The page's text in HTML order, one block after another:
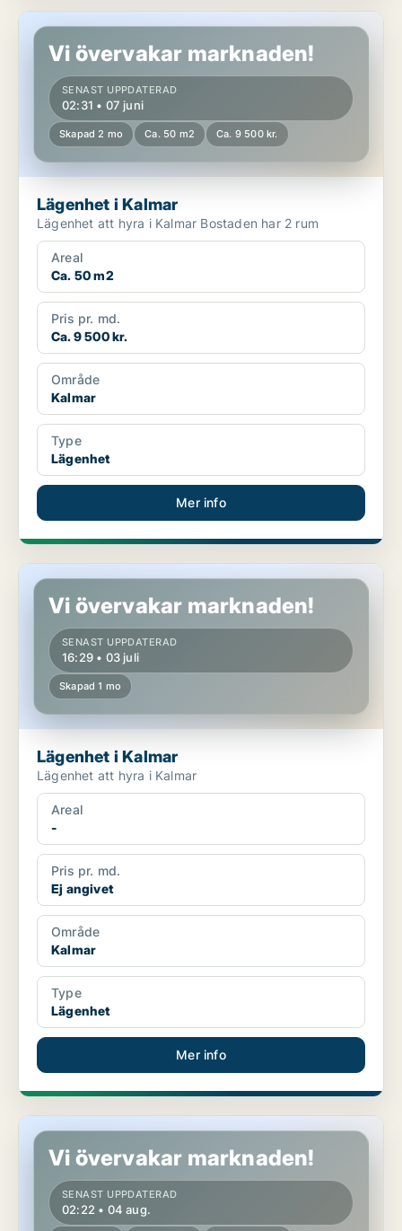
Lägenhet i Kalmar
Vi övervakar marknaden!
SENAST UPPDATERAD
02:31 • 07 juni
Skapad 2 mo Ca. 50 m2 Ca. 9 500 kr.
Lägenhet i Kalmar
Lägenhet att hyra i Kalmar Bostaden har 2 rum
Areal
Ca. 50 m2
Pris pr. md.
Ca. 9 500 kr.
Område
Kalmar
Type
Lägenhet
Mer info
Lägenhet i Kalmar
Vi övervakar marknaden!
SENAST UPPDATERAD
16:29 • 03 juli
Skapad 1 mo
Lägenhet i Kalmar
Lägenhet att hyra i Kalmar
Areal
-
Pris pr. md.
Ej angivet
Område
Kalmar
Type
Lägenhet
Mer info
Lägenhet i Kalmar
Vi övervakar marknaden!
SENAST UPPDATERAD
02:22 • 04 aug.